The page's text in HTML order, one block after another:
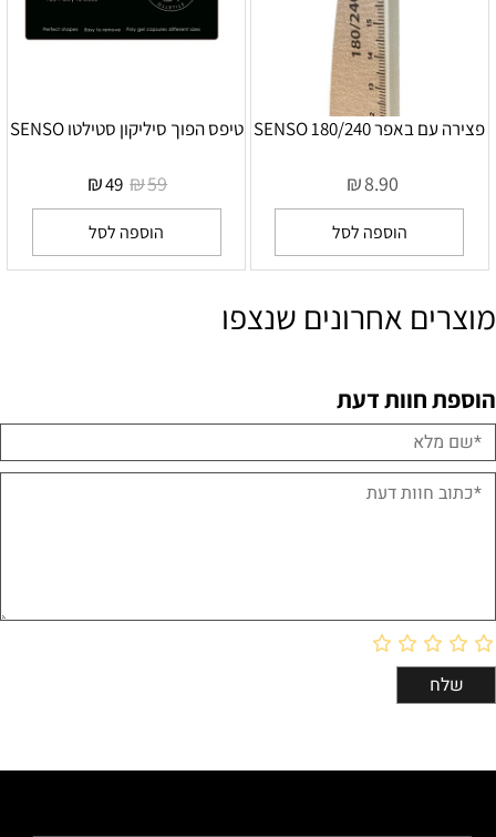
פצירה עם באפר SENSO 180/240
₪8.90
הוספה לסל
טיפס הפוך סיליקון סטילטו SENSO
₪59
₪49
הוספה לסל
מוצרים אחרונים שנצפו
הוספת חוות דעת